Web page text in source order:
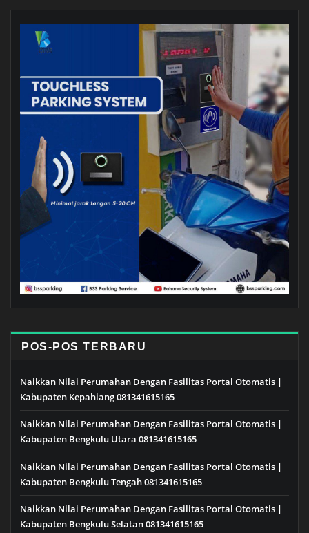
POS-POS TERBARU
Naikkan Nilai Perumahan Dengan Fasilitas Portal Otomatis |
Kabupaten Kepahiang 081341615165
Naikkan Nilai Perumahan Dengan Fasilitas Portal Otomatis |
Kabupaten Bengkulu Utara 081341615165
Naikkan Nilai Perumahan Dengan Fasilitas Portal Otomatis |
Kabupaten Bengkulu Tengah 081341615165
Naikkan Nilai Perumahan Dengan Fasilitas Portal Otomatis |
Kabupaten Bengkulu Selatan 081341615165